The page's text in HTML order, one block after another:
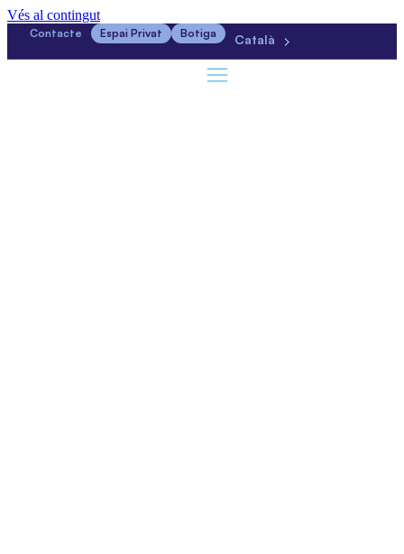
Vés al contingut
Contacte Espai Privat Botiga Català